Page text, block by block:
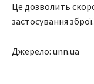
Це дозволить
застосування
Джерело: unn.ua